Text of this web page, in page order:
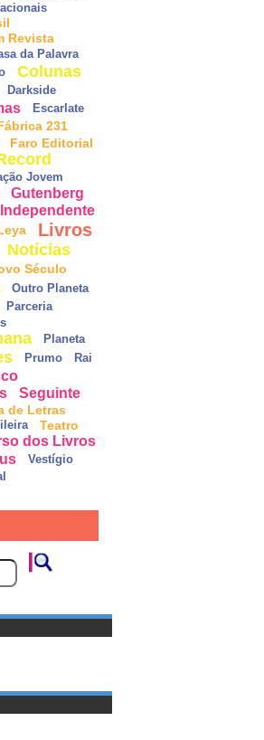
Revista
da Palavra
Colunas
Darkside
Escarlate
231
Faro Editorial
Jovem
Gutenberg
Independente
Livros
Notícias
Século
Outro Planeta
Parceria
Planeta
Prumo Rai
Seguinte
de Letras
Teatro
dos Livros
Vestígio